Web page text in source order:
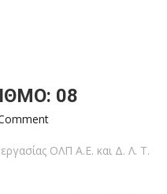
08
ΟΛΠ Α.Ε. και Δ. Λ. Τ.